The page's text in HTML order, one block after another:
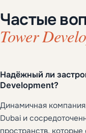
Частые
Tower
Надёжный ли
Development?
Динамичная
Dubai и
пространств,